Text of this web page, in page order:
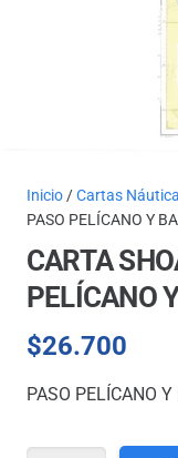
Inicio /Cartas
PASO PELÍCANO Y
CARTA
PELÍCANO
$26.700
PASO PELÍCANO